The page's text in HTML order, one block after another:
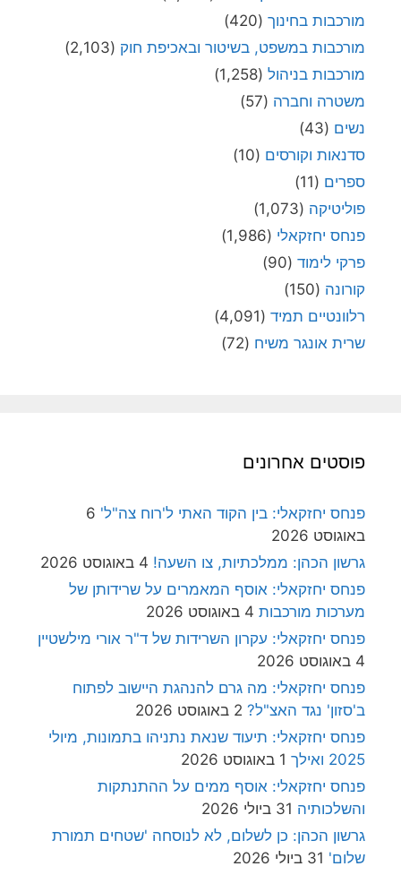
מורכבות בחינוך (420)
מורכבות במשפט, בשיטור ובאכיפת חוק (2,103)
מורכבות בניהול (1,258)
משטרה וחברה (57)
נשים (43)
סדנאות וקורסים (10)
ספרים (11)
פוליטיקה (1,073)
פנחס יחזקאלי (1,986)
פרקי לימוד (90)
קורונה (150)
רלוונטיים תמיד (4,091)
שרית אונגר משיח (72)
פוסטים אחרונים
פנחס יחזקאלי: בין הקוד האתי ל'רוח צה"ל' 6
באוגוסט 2026
גרשון הכהן: ממלכתיות, צו השעה! 4 באוגוסט 2026
פנחס יחזקאלי: אוסף המאמרים על שרידותן של
מערכות מורכבות 4 באוגוסט 2026
פנחס יחזקאלי: עקרון השרידות של ד"ר אורי מילשטיין
4 באוגוסט 2026
פנחס יחזקאלי: מה גרם להנהגת היישוב לפתוח
ב'סזון' נגד האצ"ל? 2 באוגוסט 2026
פנחס יחזקאלי: תיעוד שנאת נתניהו בתמונות, מיולי
2025 ואילך
1 באוגוסט 2026
פנחס יחזקאלי: אוסף ממים על ההתנתקות
והשלכותיה 31 ביולי 2026
גרשון הכהן: כן לשלום, לא לנוסחה 'שטחים תמורת
שלום' 31 ביולי 2026